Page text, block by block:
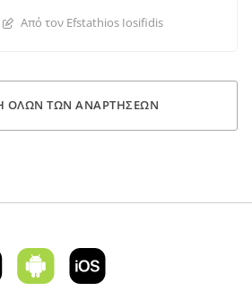
Από τον Efstathios Iosifidis
ΌΛΩΝ ΤΩΝ ΑΝΑΡΤΉΣΕΩΝ